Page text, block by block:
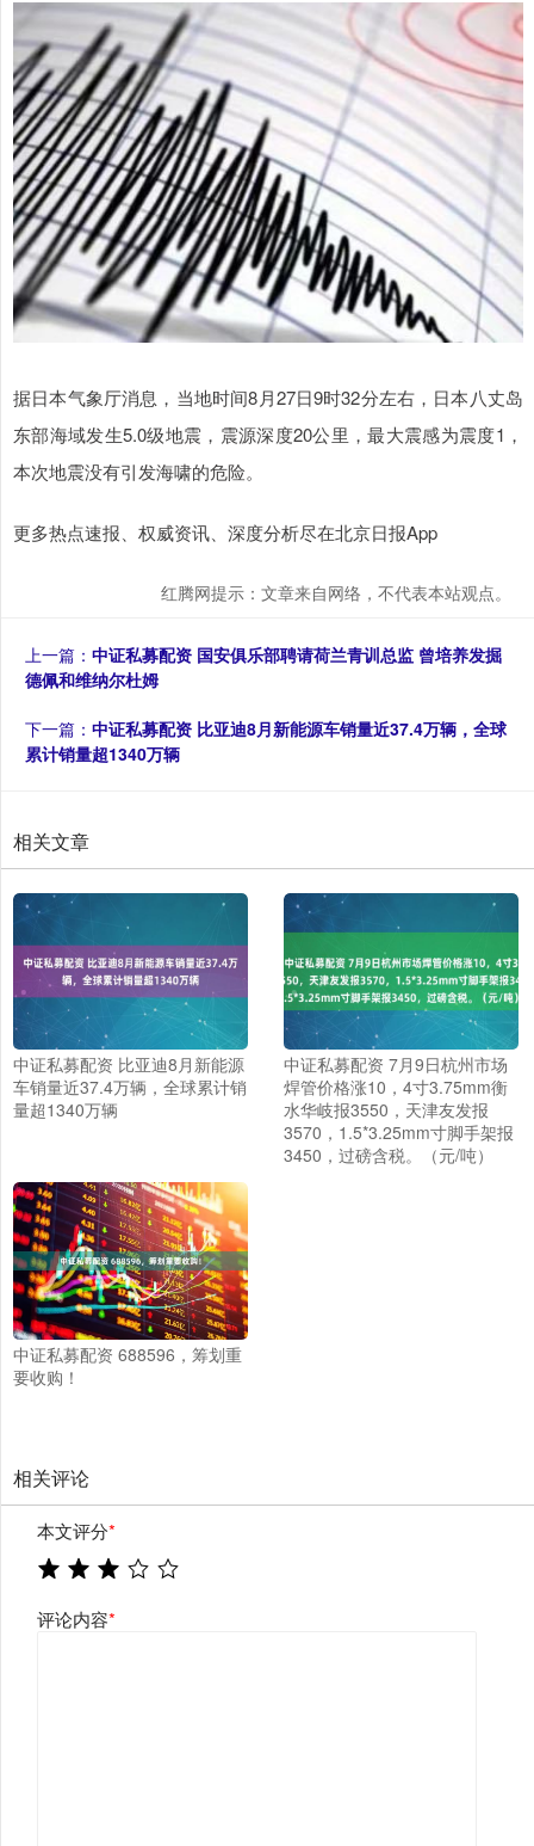
据日本气象厅消息，当地时间8月27日9时32分左右，日本八丈岛
东部海域发生5.0级地震，震源深度20公里，最大震感为震度1，
本次地震没有引发海啸的危险。
更多热点速报、权威资讯、深度分析尽在北京日报App
红腾网提示：文章来自网络，不代表本站观点。
上一篇： 中证私募配资 国安俱乐部聘请荷兰青训总监 曾培养发掘
德佩和维纳尔杜姆
下一篇： 中证私募配资 比亚迪8月新能源车销量近37.4万辆，全球
累计销量超1340万辆
相关文章
中证私募配资 比亚迪8月新能源
车销量近37.4万辆，全球累计销
量超1340万辆
中证私募配资 7月9日杭州市场
焊管价格涨10，4寸3.75mm衡
水华岐报3550，天津友发报
3570，1.5*3.25mm寸脚手架报
3450，过磅含税。（元/吨）
中证私募配资 688596，筹划重
要收购！
相关评论
本文评分*
评论内容*